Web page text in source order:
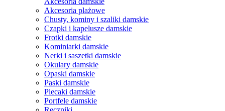
Akcesoria plażowe
Chusty, kominy i szaliki damskie
Czapki i kapelusze damskie
Frotki damskie
Kominiarki damskie
Nerki i saszetki damskie
Okulary damskie
Opaski damskie
Paski damskie
Plecaki damskie
Portfele damskie